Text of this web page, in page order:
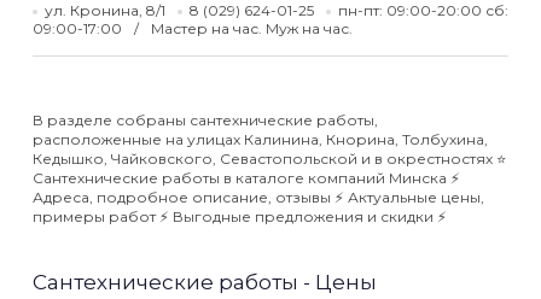
ул. Кронина, 8/1 8 (029) 624-01-25
пн-пт: 09:00-20:00 сб:
09:00-17:00
Мастер на час. Муж на час.
В разделе собраны сантехнические работы,
расположенные на улицах Калинина, Кнорина, Толбухина,
Кедышко, Чайковского, Севастопольской и в окрестностях ⭐️
Сантехнические работы в каталоге компаний Минска ⚡️
Адреса, подробное описание, отзывы ⚡️ Актуальные цены,
примеры работ ⚡️ Выгодные предложения и скидки ⚡️
Сантехнические работы - Цены